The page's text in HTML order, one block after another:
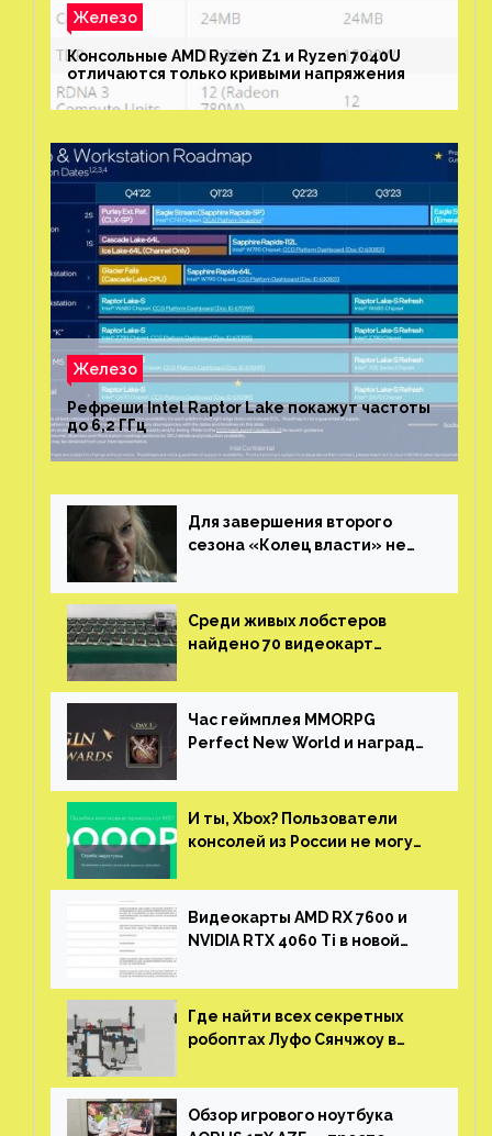
Железо
Консольные AMD Ryzen Z1 и Ryzen 7040U
отличаются только кривыми напряжения
Железо
Рефреши Intel Raptor Lake покажут частоты
до 6,2 ГГц
Для завершения второго
сезона «Колец власти» не
Среди живых лобстеров
найдено 70 видеокарт
китайской таможни
Час геймплея MMORPG
Perfect New World и награды
И ты, Xbox? Пользователи
консолей из России не могут
Видеокарты AMD RX 7600 и
NVIDIA RTX 4060 Ti в новой
Где найти всех секретных
робоптах Луфо Сянчжоу в
Обзор игрового ноутбука